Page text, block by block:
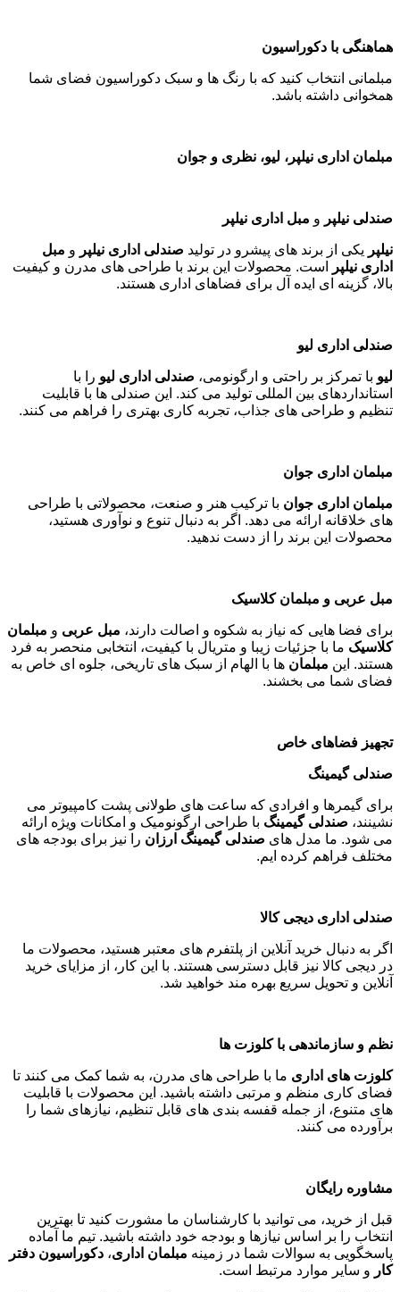
هماهنگی با دکوراسیون
مبلمانی انتخاب کنید که با رنگ ها و سبک دکوراسیون فضای شما
همخوانی داشته باشد.
مبلمان اداری نیلپر، لیو، نظری و جوان
صندلی نیلپر و مبل اداری نیلپر
نیلپر یکی از برند های پیشرو در تولید صندلی اداری نیلپر و مبل
اداری نیلپر
است. محصولات این برند با طراحی های مدرن و کیفیت
بالا، گزینه ای ایده آل برای فضاهای اداری هستند.
صندلی اداری لیو
لیو با تمرکز بر راحتی و ارگونومی، صندلی اداری لیو را با
استانداردهای بین المللی تولید می کند. این صندلی ها با قابلیت
تنظیم و طراحی های جذاب، تجربه کاری بهتری را فراهم می کنند.
مبلمان اداری جوان
مبلمان اداری جوان با ترکیب هنر و صنعت، محصولاتی با طراحی
های خلاقانه ارائه می دهد. اگر به دنبال تنوع و نوآوری هستید،
محصولات این برند را از دست ندهید.
مبل عربی و مبلمان کلاسیک
برای فضا هایی که نیاز به شکوه و اصالت دارند، مبل عربی و مبلمان
کلاسیک ما با جزئیات زیبا و متریال با کیفیت، انتخابی منحصر به فرد
هستند. این مبلمان ها با الهام از سبک های تاریخی، جلوه ای خاص به
فضای شما می بخشند.
تجهیز فضاهای خاص
صندلی گیمینگ
برای گیمرها و افرادی که ساعت های طولانی پشت کامپیوتر می
نشینند، صندلی گیمینگ با طراحی ارگونومیک و امکانات ویژه ارائه
می شود. ما مدل های صندلی گیمینگ ارزان را نیز برای بودجه های
مختلف فراهم کرده ایم.
صندلی اداری دیجی کالا
اگر به دنبال خرید آنلاین از پلتفرم های معتبر هستید، محصولات ما
در دیجی کالا نیز قابل دسترسی هستند. با این کار، از مزایای خرید
آنلاین و تحویل سریع بهره مند خواهید شد.
نظم و سازماندهی با کلوزت ها
کلوزت های اداری ما با طراحی های مدرن، به شما کمک می کنند تا
فضای کاری منظم و مرتبی داشته باشید. این محصولات با قابلیت
های متنوع، از جمله قفسه بندی های قابل تنظیم، نیازهای شما را
برآورده می کنند.
مشاوره رایگان
قبل از خرید، می توانید با کارشناسان ما مشورت کنید تا بهترین
انتخاب را بر اساس نیازها و بودجه خود داشته باشید. تیم ما آماده
پاسخگویی به سوالات شما در زمینه مبلمان اداری، دکوراسیون دفتر
کار و سایر موارد مرتبط است.